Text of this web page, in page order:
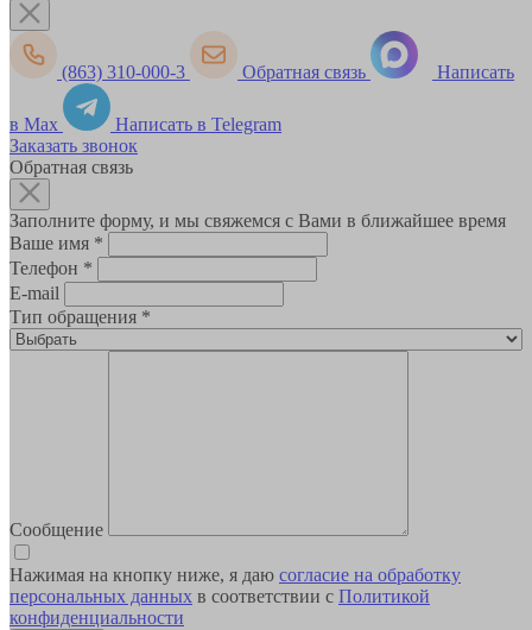
(863) 310-000-3 Обратная связь Написать
в Max
Написать в Telegram
Заказать звонок
Обратная связь
Заполните форму, и мы свяжемся с Вами в ближайшее время
Ваше имя *
Телефон *
E-mail
Тип обращения *
Сообщение
Нажимая на кнопку ниже, я даю согласие на обработку
персональных данных в соответствии с Политикой
конфиденциальности